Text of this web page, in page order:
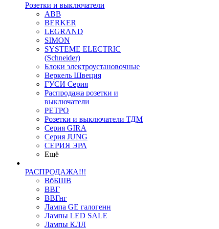
Розетки и выключатели
ABB
BERKER
LEGRAND
SIMON
SYSTEME ELECTRIC
(Schneider)
Блоки электроустановочные
Веркель Швеция
ГУСИ Серия
Распродажа розетки и
выключатели
РЕТРО
Розетки и выключатели ТДМ
Серия GIRA
Серия JUNG
СЕРИЯ ЭРА
Ещё
РАСПРОДАЖА!!!
ВбБШВ
ВВГ
ВВГнг
Лампа GE галогенн
Лампы LED SALE
Лампы КЛЛ